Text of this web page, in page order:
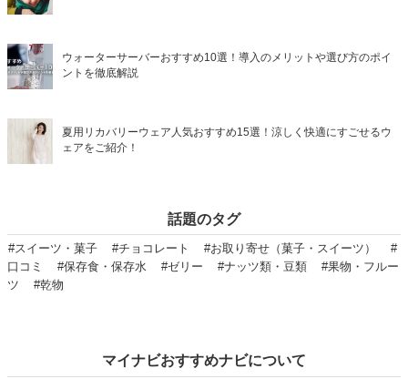
ウォーターサーバーおすすめ10選！導入のメリットや選び方のポイ
ントを徹底解説
夏用リカバリーウェア人気おすすめ15選！涼しく快適にすごせるウ
ェアをご紹介！
話題のタグ
#スイーツ・菓子 #チョコレート #お取り寄せ（菓子・スイーツ）
#
口コミ
#保存食・保存水 #ゼリー #ナッツ類・豆類
#果物・フルー
ツ
#乾物
マイナビおすすめナビについて